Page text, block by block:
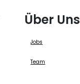
Über Uns
Jobs
Team